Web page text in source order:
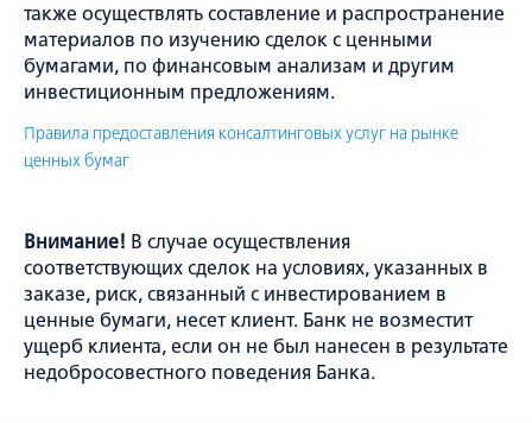
также осуществлять составление и распространение
материалов по изучению сделок с ценными
бумагами, по финансовым анализам и другим
инвестиционным предложениям.
Правила предоставления консалтинговых услуг на рынке
ценных бумаг
Внимание! В случае осуществления
соответствующих сделок на условиях, указанных в
заказе, риск, связанный с инвестированием в
ценные бумаги, несет клиент. Банк не возместит
ущерб клиента, если он не был нанесен в результате
недобросовестного поведения Банка.